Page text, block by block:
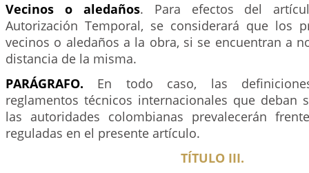
Vecinos o aledaños. Para efectos del
Autorización Temporal, se considerará que los
vecinos o aledaños a la obra, si se encuentran a
distancia de la misma.
PARÁGRAFO. En todo caso, las
reglamentos técnicos internacionales que deban
las autoridades colombianas prevalecerán
reguladas en el presente artículo.
TÍTULO III.